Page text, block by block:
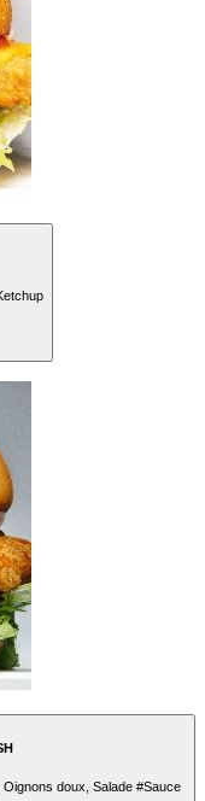
doux, Salade #Sauce